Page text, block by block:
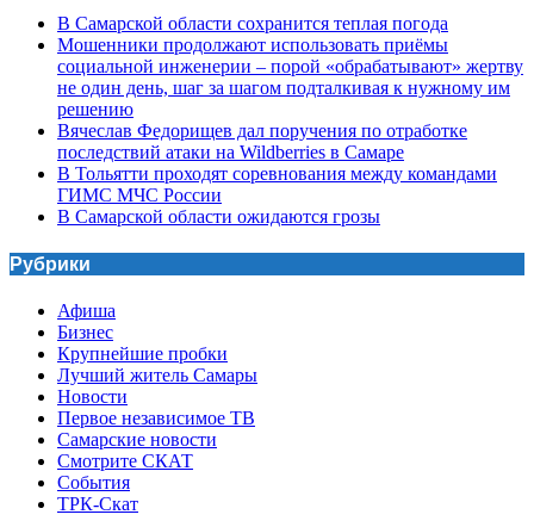
В Самарской области сохранится теплая погода
Мошенники продолжают использовать приёмы
социальной инженерии – порой «обрабатывают» жертву
не один день, шаг за шагом подталкивая к нужному им
решению
Вячеслав Федорищев дал поручения по отработке
последствий атаки на Wildberries в Самаре
В Тольятти проходят соревнования между командами
ГИМС МЧС России
В Самарской области ожидаются грозы
Рубрики
Афиша
Бизнес
Крупнейшие пробки
Лучший житель Самары
Новости
Первое независимое ТВ
Самарские новости
Смотрите СКАТ
События
ТРК-Скат